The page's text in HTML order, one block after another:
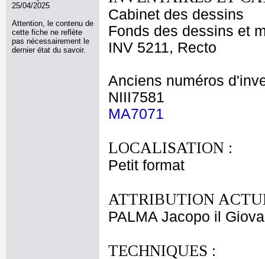
25/04/2025
Attention, le contenu de
cette fiche ne reflète
pas nécessairement le
dernier état du savoir.
Cabinet des dessins
Fonds des dessins et
INV 5211, Recto
Anciens numéros
NIII7581
MA7071
LOCALISATION :
Petit format
ATTRIBUTION
PALMA Jacopo il
TECHNIQUES :